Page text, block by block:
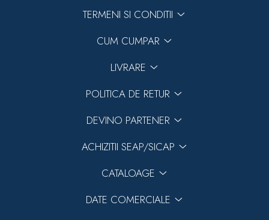
TERMENI SI CONDITII
CUM CUMPAR
LIVRARE
POLITICA DE RETUR
DEVINO PARTENER
ACHIZITII SEAP/SICAP
CATALOAGE
DATE COMERCIALE